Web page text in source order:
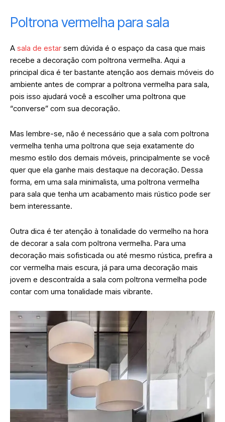
Poltrona vermelha para sala
A sala de estar sem dúvida é o espaço da casa que mais
recebe a decoração com poltrona vermelha. Aqui a
principal dica é ter bastante atenção aos demais móveis do
ambiente antes de comprar a poltrona vermelha para sala,
pois isso ajudará você a escolher uma poltrona que
“converse” com sua decoração.
Mas lembre-se, não é necessário que a sala com poltrona
vermelha tenha uma poltrona que seja exatamente do
mesmo estilo dos demais móveis, principalmente se você
quer que ela ganhe mais destaque na decoração. Dessa
forma, em uma sala minimalista, uma poltrona vermelha
para sala que tenha um acabamento mais rústico pode ser
bem interessante.
Outra dica é ter atenção à tonalidade do vermelho na hora
de decorar a sala com poltrona vermelha. Para uma
decoração mais sofisticada ou até mesmo rústica, prefira a
cor vermelha mais escura, já para uma decoração mais
jovem e descontraída a sala com poltrona vermelha pode
contar com uma tonalidade mais vibrante.